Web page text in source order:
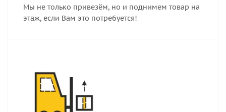
Мы не только привезём, но и поднимем товар на
этаж, если Вам это потребуется!